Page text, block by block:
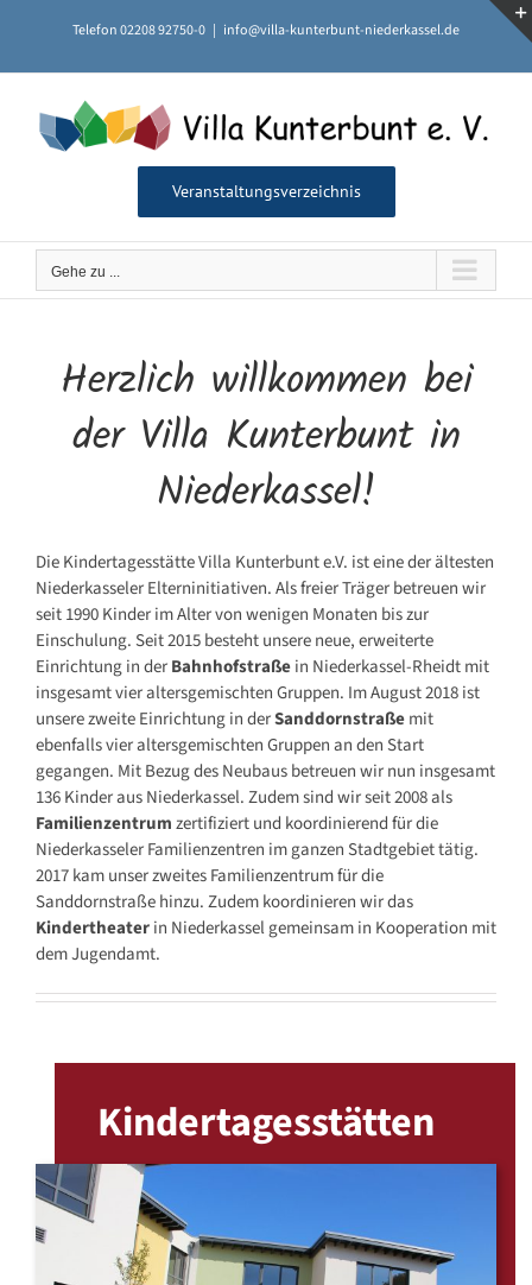
Telefon 02208 92750-0 | info@villa-kunterbunt-niederkassel.de
Veranstaltungsverzeichnis
Gehe zu ...
Herzlich willkommen bei
der Villa Kunterbunt in
Niederkassel!
Die Kindertagesstätte Villa Kunterbunt e.V. ist eine der ältesten
Niederkasseler Elterninitiativen. Als freier Träger betreuen wir
seit 1990 Kinder im Alter von wenigen Monaten bis zur
Einschulung. Seit 2015 besteht unsere neue, erweiterte
Einrichtung in derBahnhofstraßein Niederkassel-Rheidt mit
insgesamt vier altersgemischten Gruppen. Im August 2018 ist
unsere zweite Einrichtung in derSanddornstraßemit
ebenfalls vier altersgemischten Gruppen an den Start
gegangen. Mit Bezug des Neubaus betreuen wir nun insgesamt
136 Kinder aus Niederkassel. Zudem sind wir seit 2008 als
Familienzentrumzertifiziert und koordinierend für die
Niederkasseler Familienzentren im ganzen Stadtgebiet tätig.
2017 kam unser zweites Familienzentrum für die
Sanddornstraße hinzu. Zudem koordinieren wir das
Kindertheaterin Niederkassel gemeinsam in Kooperation mit
dem Jugendamt.
Kindertagesstätten